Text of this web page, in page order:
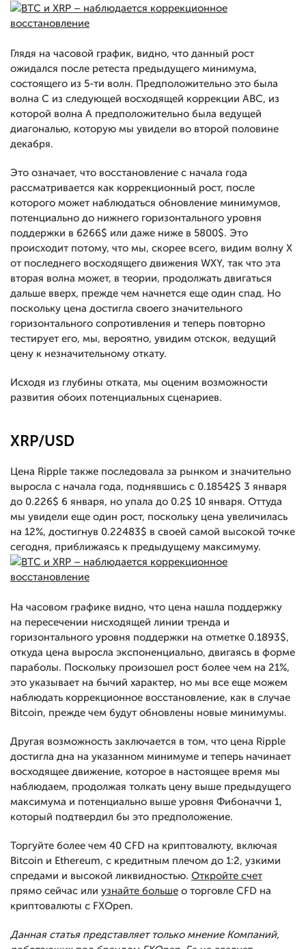
Глядя на часовой график, видно, что данный рост
ожидался после ретеста предыдущего минимума,
состоящего из 5-ти волн. Предположительно это была
волна C из следующей восходящей коррекции АBC, из
которой волна A предположительно была ведущей
диагональю, которую мы увидели во второй половине
декабря.
Это означает, что восстановление с начала года
рассматривается как коррекционный рост, после
которого может наблюдаться обновление минимумов,
потенциально до нижнего горизонтального уровня
поддержки в 6266$ или даже ниже в 5800$. Это
происходит потому, что мы, скорее всего, видим волну X
от последнего восходящего движения WXY, так что эта
вторая волна может, в теории, продолжать двигаться
дальше вверх, прежде чем начнется еще один спад. Но
поскольку цена достигла своего значительного
горизонтального сопротивления и теперь повторно
тестирует его, мы, вероятно, увидим отскок, ведущий
цену к незначительному откату.
Исходя из глубины отката, мы оценим возможности
развития обоих потенциальных сценариев.
XRP/USD
Цена Ripple также последовала за рынком и значительно
выросла с начала года, поднявшись с 0.18542$ 3 января
до 0.226$ 6 января, но упала до 0.2$ 10 января. Оттуда
мы увидели еще один рост, поскольку цена увеличилась
на 12%, достигнув 0.22483$ в своей самой высокой точке
сегодня, приближаясь к предыдущему максимуму.
На часовом графике видно, что цена нашла поддержку
на пересечении нисходящей линии тренда и
горизонтального уровня поддержки на отметке 0.1893$,
откуда цена выросла экспоненциально, двигаясь в форме
параболы. Поскольку произошел рост более чем на 21%,
это указывает на бычий характер, но мы все еще можем
наблюдать коррекционное восстановление, как в случае
Bitcoin, прежде чем будут обновлены новые минимумы.
Другая возможность заключается в том, что цена Ripple
достигла дна на указанном минимуме и теперь начинает
восходящее движение, которое в настоящее время мы
наблюдаем, продолжая толкать цену выше предыдущего
максимума и потенциально выше уровня Фибоначчи 1,
который подтвердил бы это предположение.
Торгуйте более чем 40 CFD на криптовалюту, включая
Bitcoin и Ethereum, с кредитным плечом до 1:2, узкими
спредами и высокой ликвидностью. Откройте счет
прямо сейчас или узнайте больше о торговле CFD на
криптовалюты с FXOpen.
Данная статья представляет только мнение Компаний,